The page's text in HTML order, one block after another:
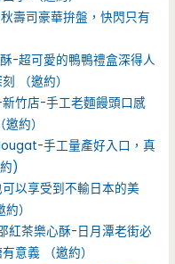
壽司豪華拚盤，快閃只有
-超可愛的鴨鴨禮盒深得人
（邀約）
竹店-手工老麵饅頭口感
約）
手工量產好入口，真
)
以享受到不輸日本的美
）
紅茶樂心酥-日月潭老街必
意義 （邀約）